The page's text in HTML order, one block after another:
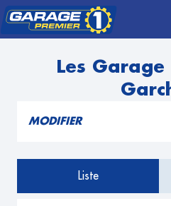
Les
MODIFIER
Liste